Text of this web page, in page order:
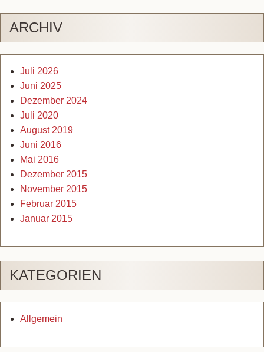
ARCHIV
Juli 2026
Juni 2025
Dezember 2024
Juli 2020
August 2019
Juni 2016
Mai 2016
Dezember 2015
November 2015
Februar 2015
Januar 2015
KATEGORIEN
Allgemein